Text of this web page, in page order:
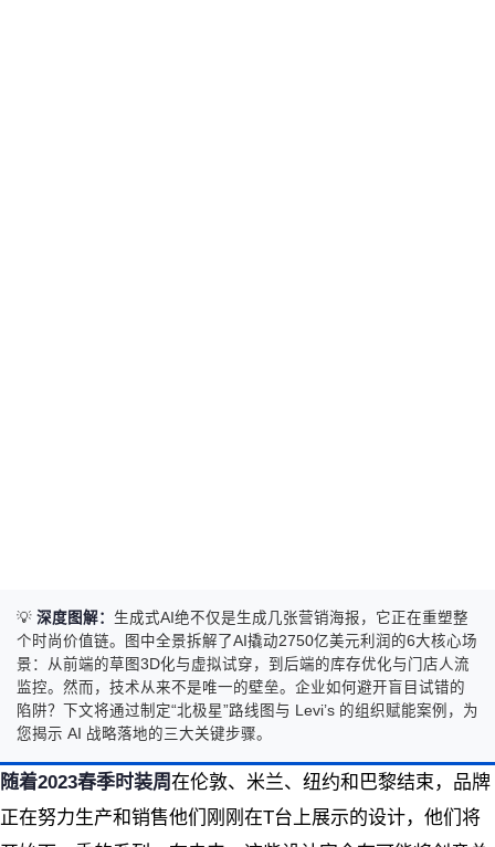
💡 深度图解： 生成式AI绝不仅是生成几张营销海报，它正在重塑整
个时尚价值链。图中全景拆解了AI撬动2750亿美元利润的6大核心场
景：从前端的草图3D化与虚拟试穿，到后端的库存优化与门店人流
监控。然而，技术从来不是唯一的壁垒。企业如何避开盲目试错的
陷阱？下文将通过制定“北极星”路线图与 Levi’s 的组织赋能案例，为
您揭示 AI 战略落地的三大关键步骤。
随着2023春季时装周在伦敦、米兰、纽约和巴黎结束，品牌
正在努力生产和销售他们刚刚在T台上展示的设计，他们将